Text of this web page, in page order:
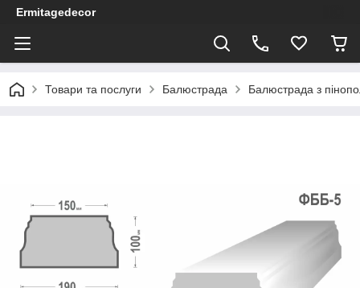
Ermitagedecor
Товари та послуги Балюстрада Балюстрада з